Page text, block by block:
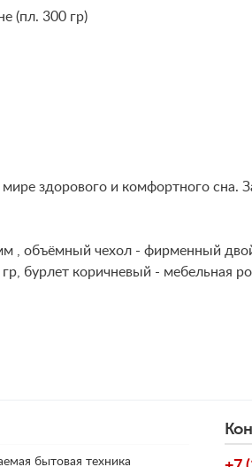
(пл. 300 гр)
здорового и комфортного сна.
, объёмный чехол - фирменный
бурлет коричневый - мебельная
бытовая техника